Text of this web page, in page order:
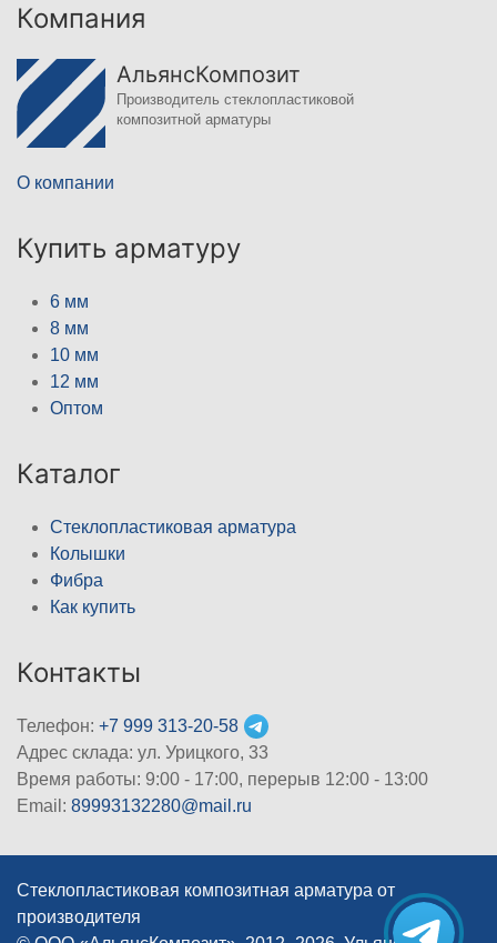
Компания
АльянсКомпозит
Производитель стеклопластиковой
композитной арматуры
О компании
Купить арматуру
6 мм
8 мм
10 мм
12 мм
Оптом
Каталог
Стеклопластиковая арматура
Колышки
Фибра
Как купить
Контакты
Телефон: +7 999 313-20-58
Адрес склада: ул. Урицкого, 33
Время работы: 9:00 - 17:00, перерыв 12:00 - 13:00
Email: 89993132280@mail.ru
Стеклопластиковая композитная арматура от
производителя